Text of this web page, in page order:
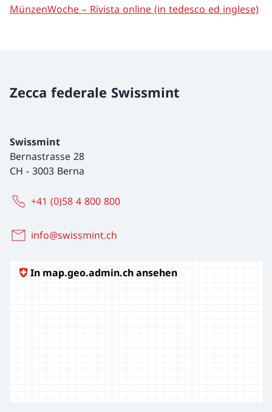
MünzenWoche – Rivista online (in tedesco ed inglese)
Zecca federale Swissmint
Swissmint
Bernastrasse 28
CH - 3003 Berna
+41 (0)58 4 800 800
info@swissmint.ch